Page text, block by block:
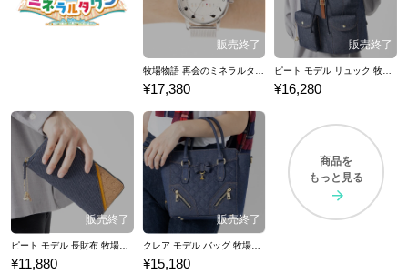
¥17,380 ¥16,280
ピート モデル 長財布 牧場物語 再会のミネラルタウン
¥11,880
クレア モデル バッグ 牧場物語 再会のミネラルタウン
¥15,180
商品を
もっと見る